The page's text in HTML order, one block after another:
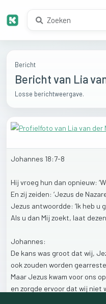
Bericht
Bericht van Lia
Losse berichtweergave.
Johannes 18:7-8
Hij vroeg hun dan opnieuw:
En zij zeiden: ‘Jezus de
Jezus antwoordde: ‘Ik heb u
Als u dan Mij zoekt, laat dezen
Johannes:
De kans was groot dat wij,
ook zouden worden
Maar Jezus kwam voor ons op
en zorgde ervoor dat wij niet